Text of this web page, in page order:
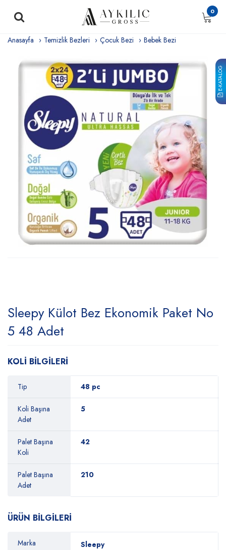
E-KATALOG
0
Anasayfa Temizlik Bezleri Çocuk Bezi Bebek Bezi
Sleepy Külot Bez Ekonomik Paket No
5 48 Adet
KOLİ BİLGİLERİ
Tip 48 pc
Koli Başına
Adet
5
Palet Başına
Koli
42
Palet Başına
Adet
210
ÜRÜN BİLGİLERİ
Marka Sleepy